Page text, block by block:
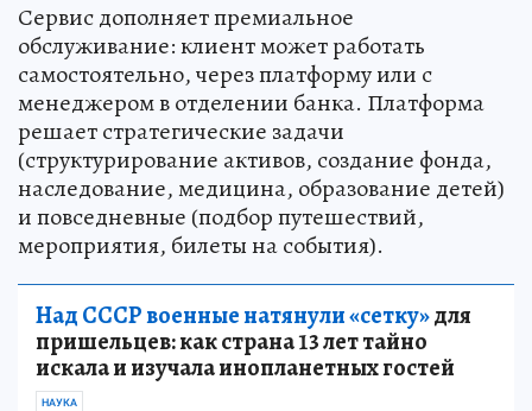
Сервис дополняет премиальное
обслуживание: клиент может работать
самостоятельно, через платформу или с
менеджером в отделении банка. Платформа
решает стратегические задачи
(структурирование активов, создание фонда,
наследование, медицина, образование детей)
и повседневные (подбор путешествий,
мероприятия, билеты на события).
Над СССР военные натянули «сетку»для
пришельцев: как страна 13 лет тайно
искала и изучала инопланетных гостей
НАУКА